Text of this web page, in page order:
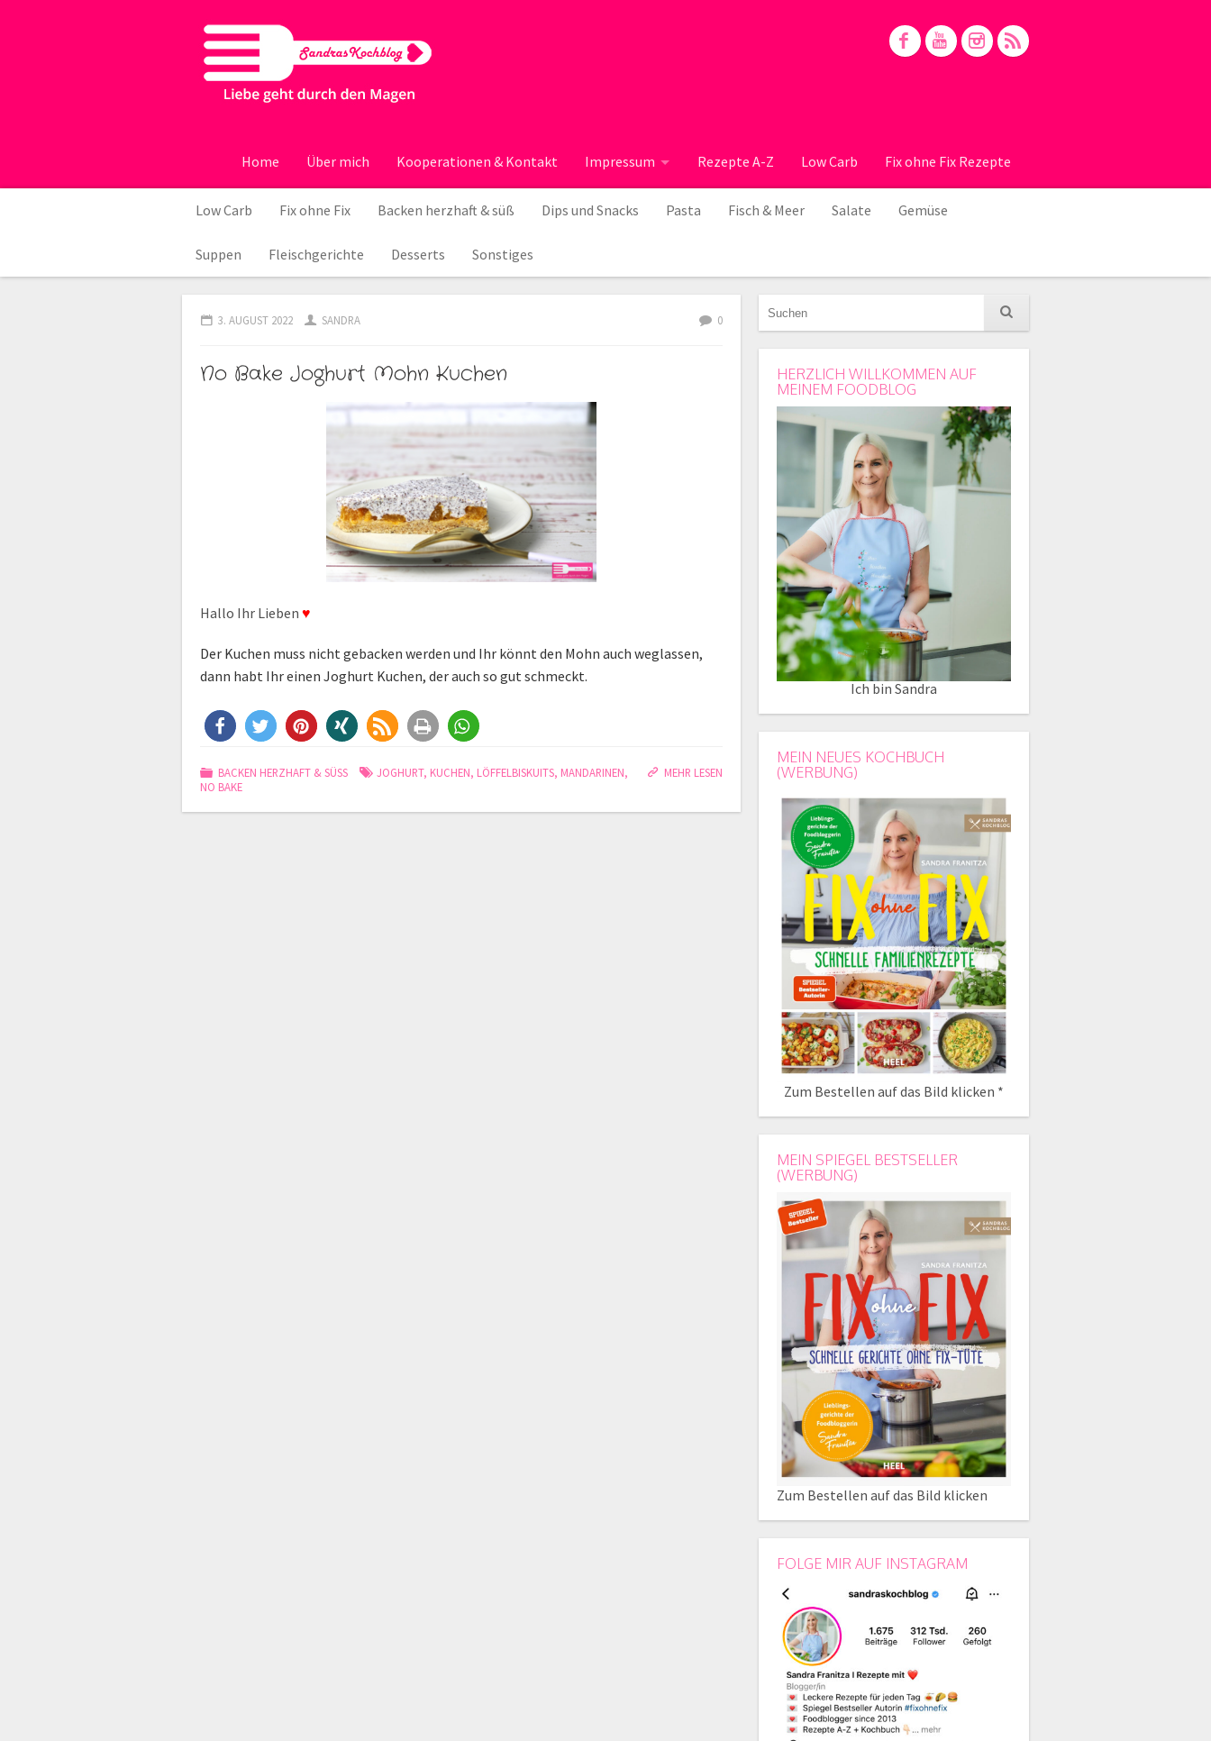
Home Über mich Kooperationen & Kontakt Impressum Rezepte A-Z Low Carb Fix ohne Fix Rezepte
Low Carb Fix ohne Fix Backen herzhaft & süß Dips und Snacks Pasta Fisch & Meer Salate Gemüse
Suppen Fleischgerichte Desserts Sonstiges
3. AUGUST 2022 SANDRA 0
No Bake Joghurt Mohn Kuchen
Hallo Ihr Lieben ♥
Der Kuchen muss nicht gebacken werden und Ihr könnt den Mohn auch weglassen,
dann habt Ihr einen Joghurt Kuchen, der auch so gut schmeckt.
MEHR LESEN
BACKEN HERZHAFT & SÜSS JOGHURT, KUCHEN, LÖFFELBISKUITS, MANDARINEN,
NO BAKE
HERZLICH WILLKOMMEN AUF
MEINEM FOODBLOG
Ich bin Sandra
MEIN NEUES KOCHBUCH
(WERBUNG)
Zum Bestellen auf das Bild klicken *
MEIN SPIEGEL BESTSELLER
(WERBUNG)
Zum Bestellen auf das Bild klicken
FOLGE MIR AUF INSTAGRAM